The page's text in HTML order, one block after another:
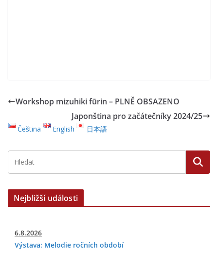
Workshop mizuhiki fūrin – PLNĚ OBSAZENO
Japonština pro začátečníky 2024/25
Čeština English 日本語
Nejbližší události
6.8.2026
Výstava: Melodie ročních období